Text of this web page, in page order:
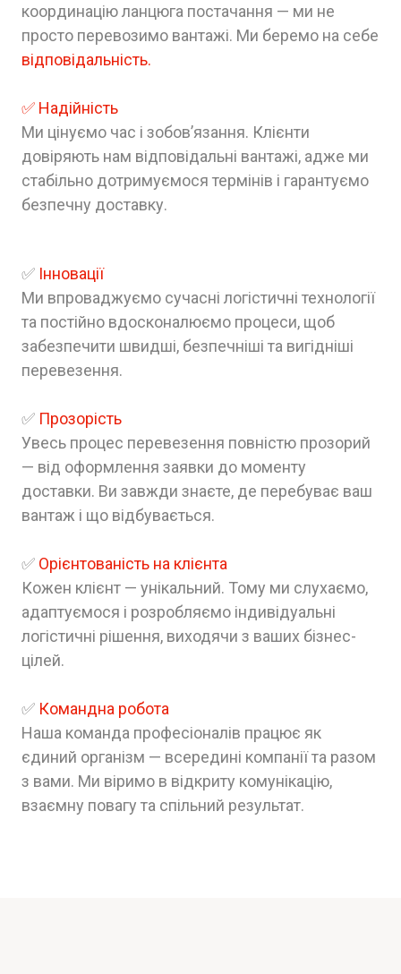
координацію ланцюга постачання — ми не
просто перевозимо вантажі. Ми беремо на себе
відповідальність.
✅ Надійність
Ми цінуємо час і зобов’язання. Клієнти
довіряють нам відповідальні вантажі, адже ми
стабільно дотримуємося термінів і гарантуємо
безпечну доставку.
✅ Інновації
Ми впроваджуємо сучасні логістичні технології
та постійно вдосконалюємо процеси, щоб
забезпечити швидші, безпечніші та вигідніші
перевезення.
✅ Прозорість
Увесь процес перевезення повністю прозорий
— від оформлення заявки до моменту
доставки. Ви завжди знаєте, де перебуває ваш
вантаж і що відбувається.
✅ Орієнтованість на клієнта
Кожен клієнт — унікальний. Тому ми слухаємо,
адаптуємося і розробляємо індивідуальні
логістичні рішення, виходячи з ваших бізнес-
цілей.
✅ Командна робота
Наша команда професіоналів працює як
єдиний організм — всередині компанії та разом
з вами. Ми віримо в відкриту комунікацію,
взаємну повагу та спільний результат.